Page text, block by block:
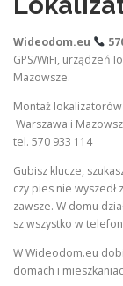
Wideodom.eu
GPS/WiFi, urządzeń
Mazowsze.
Montaż lokalizatorów
Warszawa i
tel. 570 933 114
Gubisz klucze,
czy pies nie wyszedł
zawsze. W domu
sz wszystko w
W Wideodom.eu
domach i